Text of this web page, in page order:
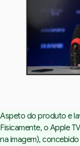
Aspeto do produto e
Fisicamente, o Apple
na imagem),